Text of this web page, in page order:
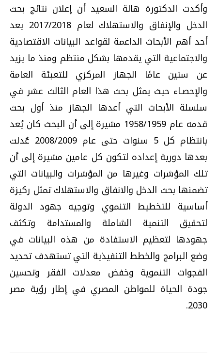
وأكدت الدكتورة هالة السعيد أن إعلان نتائج بحث
الدخل والإنفاق والاستهلاك لعام 2017/2018 يعد
أحد أهم الأبحاث الداعمة لقواعد البيانات الاقتصادية
والاجتماعية التي يقدمها بشكل منتظم ومنذ ما يزيد
عن ستين عامًا الجهاز المركزي للتعبئة العامة
والإحصـاء حيث يمثل بحث هذا العام الثالث عشر في
سلسلة الأبحاث التي أعدها الجهاز منذ أول بحث
قدمه عام 1958/1959 مشيرة إلى أن البحث كان يُعد
بانتظام كل 5 سنوات حتى عام 2008/2009 عُدلت
بعدها دورية إعداده لتكون كل عامين مشيرة إلى أن
تلك المؤشرات وغيرها من المؤشرات والبيانات التي
تضمنها بحث الدخل والانفاق والاستهلاك تمثل ركيزة
أساسية للتخطيط التنموي وتوجيه جهود الدولة
لتحقيق التنمية الشاملة والمستدامة وتكثف
جهودها لتعظيم الاستفادة من هذه البيانات في
وضع البرامج والخطط التنفيذية التي تستهدف تحديد
الفجوات التنموية وخفض معدلات الفقر وتحسين
جودة الحياة للمواطن المصري في إطار رؤية مصر
2030.